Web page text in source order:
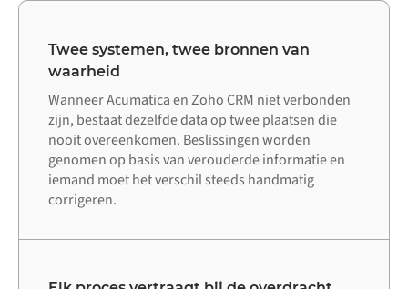
Twee systemen, twee bronnen van
waarheid
Wanneer Acumatica en Zoho CRM niet verbonden
zijn, bestaat dezelfde data op twee plaatsen die
nooit overeenkomen. Beslissingen worden
genomen op basis van verouderde informatie en
iemand moet het verschil steeds handmatig
corrigeren.